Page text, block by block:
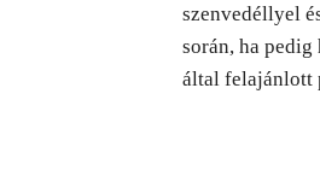
szenvedéllyel
során, ha
által felajánlott